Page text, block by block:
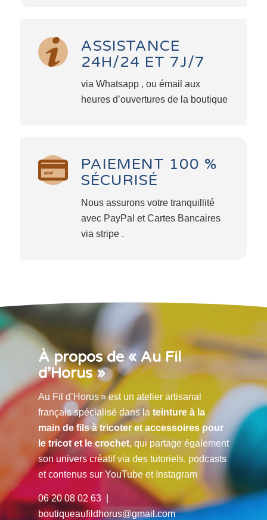
ASSISTANCE
24H/24 ET 7J/7
via Whatsapp , ou émail aux
heures d’ouvertures de la boutique
PAIEMENT 100 %
SÉCURISÉ
Nous assurons votre tranquillité
avec PayPal et Cartes Bancaires
via stripe .
À propos de « Au Fil
d’Horus »
Au Fil d’Horus » est un atelier artisanal
français spécialisé dans la teinture à la
main de fils à tricoter et accessoires pour
le tricot et le crochet, qui partage également
son univers créatif via des tutoriels, podcasts
et contenus sur YouTube et Instagram
06 20 08 02 63 |
boutiqueaufildhorus@gmail.com